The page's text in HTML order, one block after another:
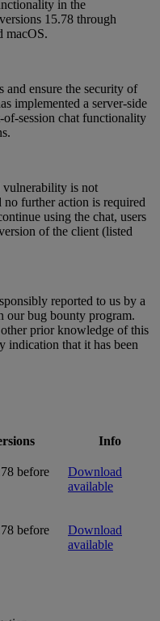
in the
15.78 through
macOS.
and ensure the security of
implemented a server-side
of-session chat functionality
vulnerability is not
further action is required
using the chat, users
of the client (listed
reported to us by a
our bug bounty program.
prior knowledge of this
indication that it has been
Info
before
Download
available
before
Download
available